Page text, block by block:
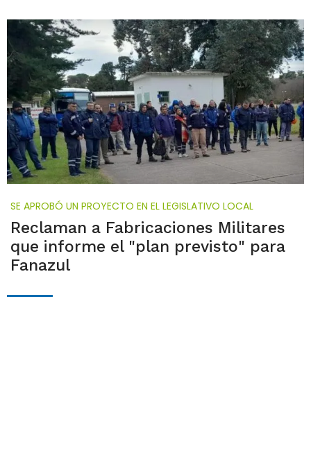
SE APROBÓ UN PROYECTO EN EL LEGISLATIVO LOCAL
Reclaman a Fabricaciones Militares
que informe el "plan previsto" para
Fanazul